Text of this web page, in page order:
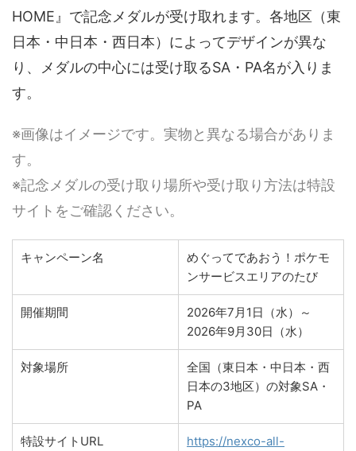
HOME』で記念メダルが受け取れます。各地区（東
日本・中日本・西日本）によってデザインが異な
り、メダルの中心には受け取るSA・PA名が入りま
す。
※画像はイメージです。実物と異なる場合がありま
す。
※記念メダルの受け取り場所や受け取り方法は特設
サイトをご確認ください。
キャンペーン名
めぐってであおう！ポケモ
ンサービスエリアのたび
開催期間
2026年7月1日（水）～
2026年9月30日（水）
対象場所
全国（東日本・中日本・西
日本の3地区）の対象SA・
PA
特設サイトURL
https://nexco-all-